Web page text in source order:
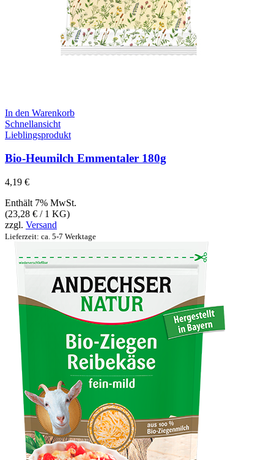
In den Warenkorb
Schnellansicht
Lieblingsprodukt
Bio-Heumilch Emmentaler 180g
4,19 €
Enthält 7% MwSt.
(23,28 € / 1 KG)
zzgl. Versand
Lieferzeit: ca. 5-7 Werktage